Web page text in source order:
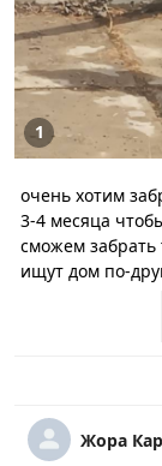
1
очень хотим
3-4 месяца
сможем забрать
ищут дом по-
Жора